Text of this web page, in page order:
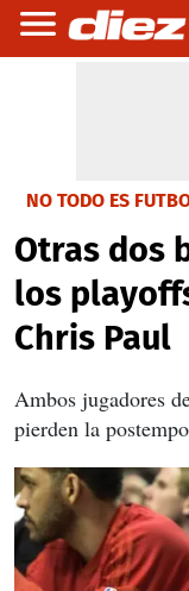
NO TODO ES
Otras dos
los
Chris Paul
Ambos jugadores
pierden la